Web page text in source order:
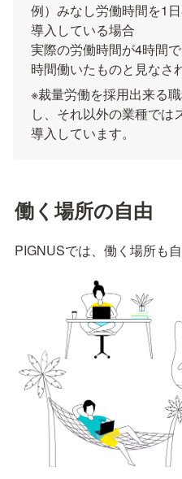
例）みなし労働時間を1
導入している場合
実際の労働時間が4時間
時間働いたものと見なさ
※裁量労働を採用出来る
し、それ以外の業種では
導入しています。
働く場所の自由
PIGNUSでは、働く場所も